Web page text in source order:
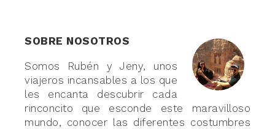
SOBRE NOSOTROS
Somos Rubén y Jeny, unos
viajeros incansables a los que
les encanta descubrir cada
rinconcito que esconde este maravilloso
mundo, conocer las diferentes costumbres